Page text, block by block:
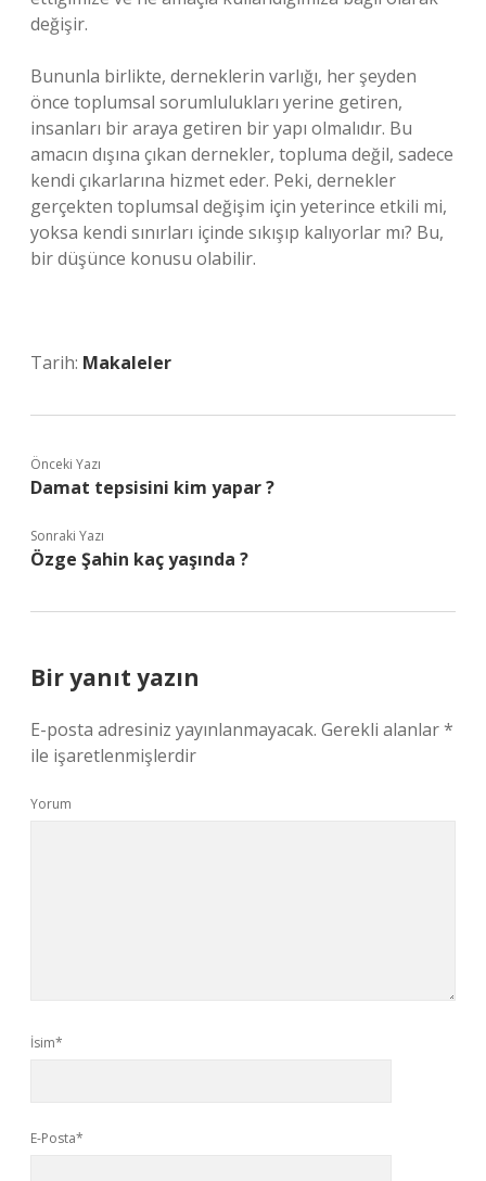
değişir.
Bununla birlikte, derneklerin varlığı, her şeyden
önce toplumsal sorumlulukları yerine getiren,
insanları bir araya getiren bir yapı olmalıdır. Bu
amacın dışına çıkan dernekler, topluma değil, sadece
kendi çıkarlarına hizmet eder. Peki, dernekler
gerçekten toplumsal değişim için yeterince etkili mi,
yoksa kendi sınırları içinde sıkışıp kalıyorlar mı? Bu,
bir düşünce konusu olabilir.
Tarih: Makaleler
Önceki Yazı
Damat tepsisini kim yapar ?
Sonraki Yazı
Özge Şahin kaç yaşında ?
Bir yanıt yazın
E-posta adresiniz yayınlanmayacak. Gerekli alanlar*
ile işaretlenmişlerdir
Yorum
İsim*
E-Posta*